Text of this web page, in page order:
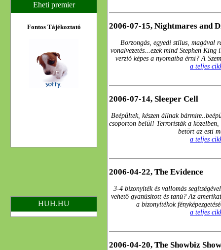
2006-07-15, Nightmares and
Borzongás, egyedi stílus, magával
vonalvezetés...ezek mind Stephen
verzió képes a nyomaiba érni? A
a teljes
2006-07-14, Sleeper Cell
Beépültek, készen állnak
csoporton belül! Terroristák a
betört az esti
a teljes
2006-04-22, The Evidence
3-4 bizonyíték és vallomás
vehető gyanúsított és tanú? Az
a bizonyítékok
a teljes
2006-04-20, The Showbiz
Eheti premier
Fontos Tájékoztató
HUH.HU